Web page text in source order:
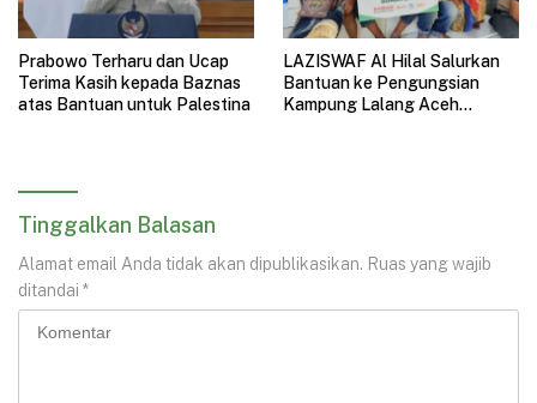
Prabowo Terharu dan Ucap
Terima Kasih kepada Baznas
atas Bantuan untuk Palestina
LAZISWAF Al Hilal Salurkan
Bantuan ke Pengungsian
Kampung Lalang Aceh
Tinggalkan Balasan
Alamat email Anda tidak akan dipublikasikan. Ruas yang wajib
ditandai *